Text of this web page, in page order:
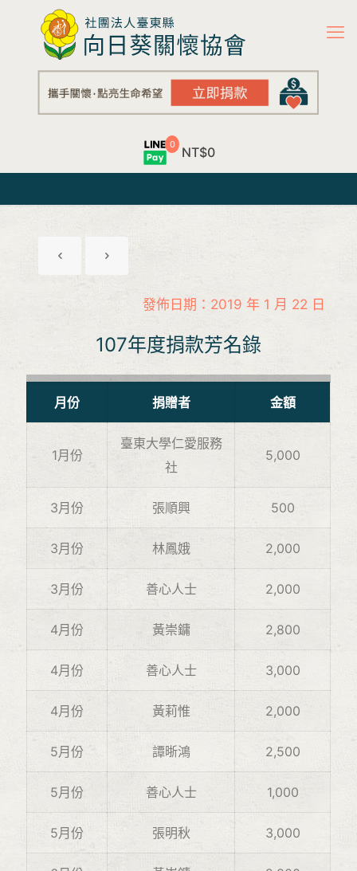
0 NT$0
發佈日期：2019 年 1 月 22 日
107年度捐款芳名錄
月份 捐贈者 金額
1月份
臺東大學仁愛服務
社
5,000
3月份 張順興 500
3月份 林鳳娥 2,000
3月份 善心人士 2,000
4月份 黃崇鏞 2,800
4月份 善心人士 3,000
4月份 黃莉惟 2,000
5月份 譚晣鴻 2,500
5月份 善心人士 1,000
5月份 張明秋 3,000